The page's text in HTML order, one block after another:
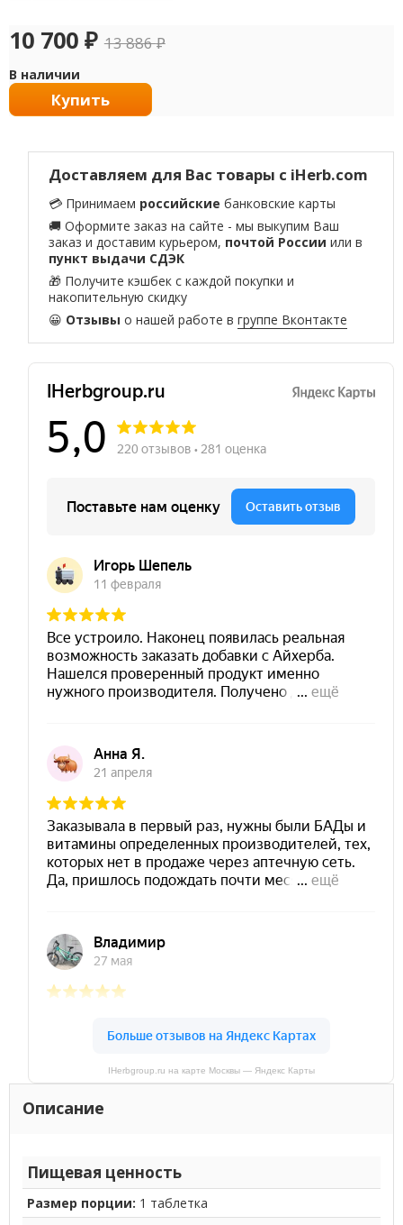
10 700 ₽ 13 886₽
В наличии
Купить
Доставляем для Вас товары с iHerb.com
💳 Принимаем российские банковские карты
🚚 Оформите заказ на сайте - мы выкупим Ваш
заказ и доставим курьером, почтой России или в
пункт выдачи СДЭК
🎁 Получите кэшбек с каждой покупки и
накопительную скидку
😀 Отзывы о нашей работе вгруппе Вконтакте
IHerbgroup.ru на карте Москвы — Яндекс Карты
Описание
Пищевая ценность
Размер порции: 1 таблетка